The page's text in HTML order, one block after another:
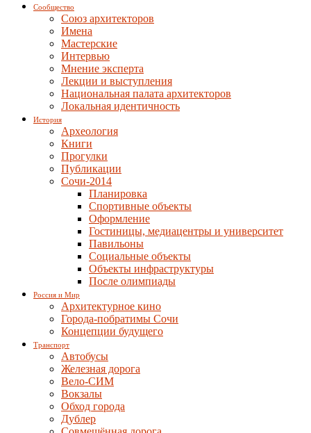
Сообщество
Союз архитекторов
Имена
Мастерские
Интервью
Мнение эксперта
Лекции и выступления
Национальная палата архитекторов
Локальная идентичность
История
Археология
Книги
Прогулки
Публикации
Сочи-2014
Планировка
Спортивные объекты
Оформление
Гостиницы, медиацентры и университет
Павильоны
Социальные объекты
Объекты инфраструктуры
После олимпиады
Россия и Мир
Архитектурное кино
Города-побратимы Сочи
Концепции будущего
Транспорт
Автобусы
Железная дорога
Вело-СИМ
Вокзалы
Обход города
Дублер